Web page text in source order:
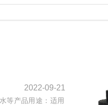
2022-09-21
等产品用途：适用